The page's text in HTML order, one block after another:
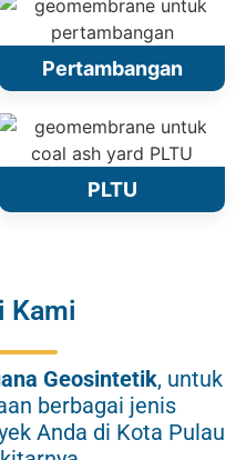
Pertambangan
PLTU
Kami
Geosintetik, untuk
berbagai jenis
Anda di Kota Pulau